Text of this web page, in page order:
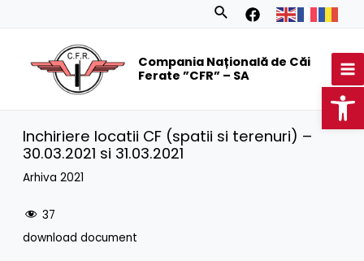
Search
Compania Națională de Căi
Ferate ”CFR” – SA
Inchiriere locatii CF (spatii si terenuri) –
30.03.2021 si 31.03.2021
Arhiva 2021
37
download document